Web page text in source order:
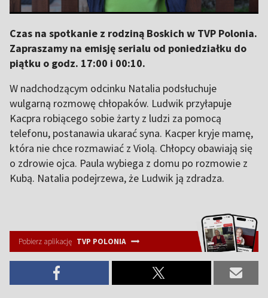
Czas na spotkanie z rodziną Boskich w TVP Polonia.
Zapraszamy na emisję serialu od poniedziałku do
piątku o godz. 17:00 i 00:10.
W nadchodzącym odcinku Natalia podsłuchuje
wulgarną rozmowę chłopaków. Ludwik przyłapuje
Kacpra robiącego sobie żarty z ludzi za pomocą
telefonu, postanawia ukarać syna. Kacper kryje mamę,
która nie chce rozmawiać z Violą. Chłopcy obawiają się
o zdrowie ojca. Paula wybiega z domu po rozmowie z
Kubą. Natalia podejrzewa, że Ludwik ją zdradza.
Pobierz aplikację TVP POLONIA